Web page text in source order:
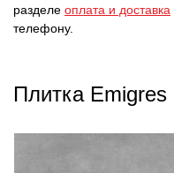
разделе оплата и доставка
телефону.
Плитка Emigres